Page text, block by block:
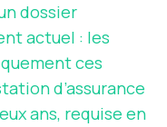
dossier
actuel : les
ces
d’assurance
ans, requise en